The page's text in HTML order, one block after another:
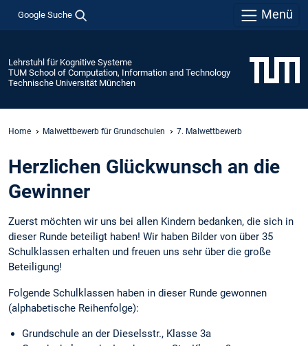
Google Suche Menü
Lehrstuhl für Kognitive Systeme
TUM School of Computation, Information and Technology
Technische Universität München
Home Malwettbewerb für Grundschulen 7. Malwettbewerb
Herzlichen Glückwunsch an die
Gewinner
Zuerst möchten wir uns bei allen Kindern bedanken, die sich in
dieser Runde beteiligt haben! Wir haben Bilder von über 35
Schulklassen erhalten und freuen uns sehr über die große
Beteiligung!
Folgende Schulklassen haben in dieser Runde gewonnen
(alphabetische Reihenfolge):
Grundschule an der Dieselsstr., Klasse 3a